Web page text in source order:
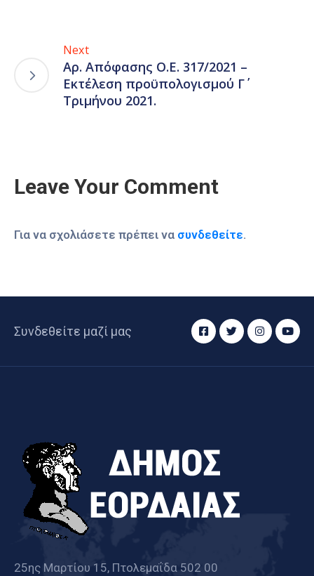
Next
Αρ. Απόφασης Ο.Ε. 317/2021 –
Εκτέλεση προϋπολογισμού Γ΄
Τριμήνου 2021.
Leave Your Comment
Για να σχολιάσετε πρέπει να συνδεθείτε.
Συνδεθείτε μαζί μας
25ης Μαρτίου 15, Πτολεμαΐδα 502 00